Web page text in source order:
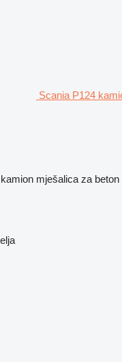
Scania P124
mješalica za beton